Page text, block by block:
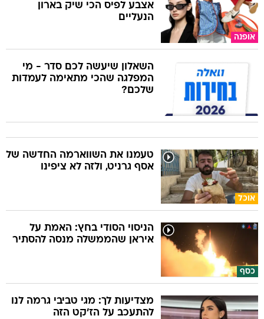
אופנה
אצבע לפיס הכי שיק בארון
הנעליים
השאלון שיעשה לכם סדר - מי
המפלגה שהכי מתאימה לעמדות
שלכם?
אוכל
טעמנו את השווארמה החדשה של
אסף גרניט, ולזה לא ציפינו
כסף
הניסוי הסודי בחץ: האמת על
איראן שהממשלה מנסה להסתיר
מצדיעות לך: מגי טביבי גרמה לנו
להתעכב על הז'קט הזה